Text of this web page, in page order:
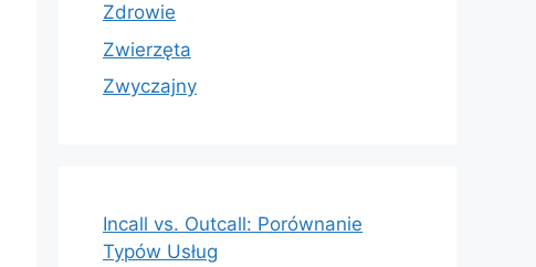
Zdrowie
Zwierzęta
Zwyczajny
Incall vs. Outcall: Porównanie
Typów Usług